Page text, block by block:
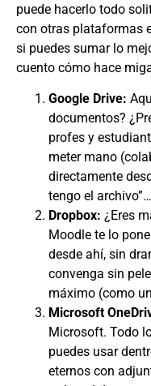
puede hacerlo todo
con otras plataformas
si puedes sumar lo
cuento cómo hace
Google Drive:
documentos?
profes y
meter mano
directamente
tengo el
Dropbox: ¿Eres
Moodle te lo
desde ahí, sin
convenga sin
máximo (como
Microsoft
Microsoft. Todo
puedes usar
eternos con